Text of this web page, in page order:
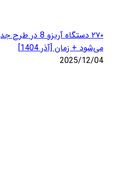
۲۷۰ دستگاه
می‌شود + زمان [آذر 1404]
2025/12/04